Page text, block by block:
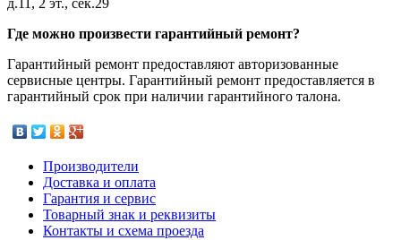
д.11, 2 эт., сек.29
Где можно произвести гарантийный ремонт?
Гарантийный ремонт предоставляют авторизованные
сервисные центры. Гарантийный ремонт предоставляется в
гарантийный срок при наличии гарантийного талона.
Производители
Доставка и оплата
Гарантия и сервис
Товарный знак и реквизиты
Контакты и схема проезда